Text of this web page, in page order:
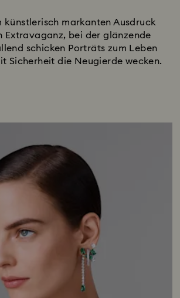
künstlerisch markanten Ausdruck
Extravaganz, bei der glänzende
schicken Porträts zum Leben
Sicherheit die Neugierde wecken.